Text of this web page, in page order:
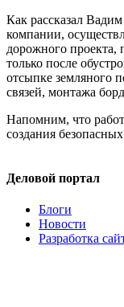
Как рассказал
компании,
дорожного проекта,
только после
отсыпке земляного
связей, монтажа
Напомним, что
создания
Деловой портал
Блоги
Новости
Разработка